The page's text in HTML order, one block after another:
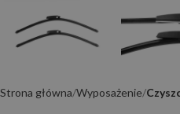
Strona główna Wyposażenie